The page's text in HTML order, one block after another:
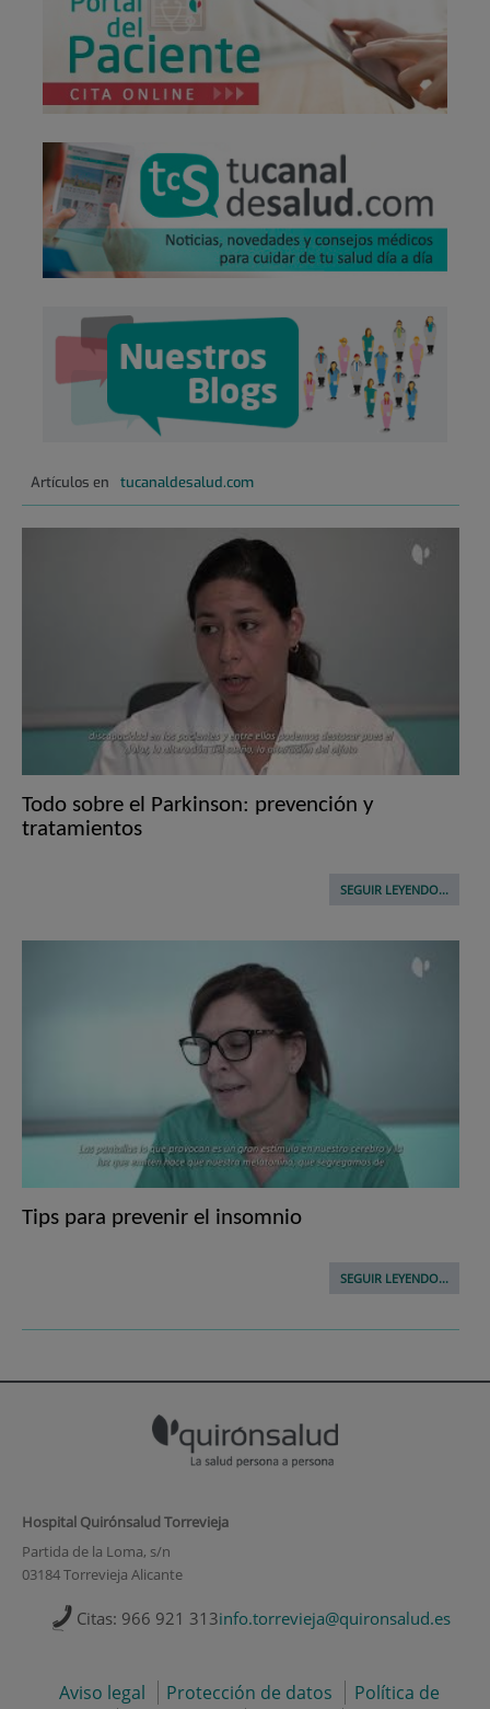
Artículos en tucanaldesalud.com
Todo sobre el Parkinson: prevención y
tratamientos
SEGUIR LEYENDO...
Tips para prevenir el insomnio
SEGUIR LEYENDO...
Hospital Quirónsalud Torrevieja
Partida de la Loma, s/n
03184 Torrevieja Alicante
Citas: 966 921 313info.torrevieja@quironsalud.es
Aviso legal Protección de datos
Política de